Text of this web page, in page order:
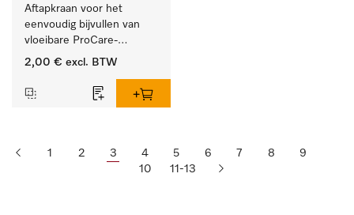
Aftapkraan voor het
eenvoudig bijvullen van
vloeibare ProCare-
producten.
2,00 € excl. BTW
1 2 3 4 5 6 7 8
9
10
11-13